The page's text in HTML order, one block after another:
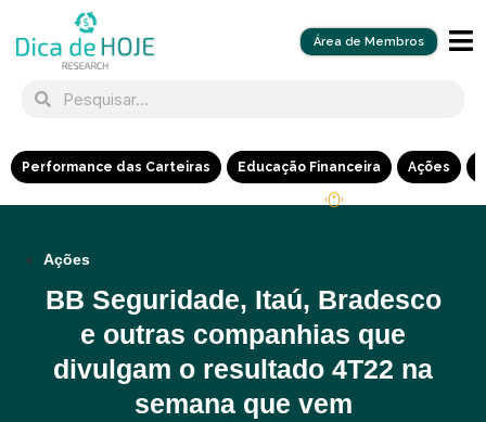
Área de Membros
Performance das Carteiras Educação Financeira Ações
Ações
BB Seguridade, Itaú, Bradesco
e outras companhias que
divulgam o resultado 4T22 na
semana que vem